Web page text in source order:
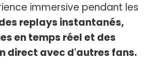
immersive pendant les
replays instantanés,
en temps réel et des
direct avec d'autres fans.